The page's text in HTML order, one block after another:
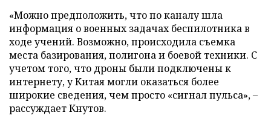
«Можно предположить, что по каналу шла
информация о военных задачах беспилотника в
ходе учений. Возможно, происходила съемка
места базирования, полигона и боевой техники. С
учетом того, что дроны были подключены к
интернету, у Китая могли оказаться более
широкие сведения, чем просто «сигнал пульса», –
рассуждает Кнутов.